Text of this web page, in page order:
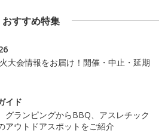
おすすめ特集
大会情報をお届け！開催・中止・延期
イド
グランピングからBBQ、アスレチック
アウトドアスポットをご紹介